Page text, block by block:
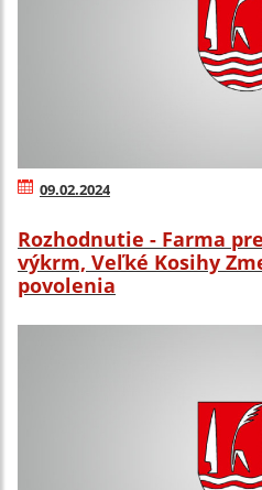
09.02.2024
Rozhodnutie - Farma
výkrm, Veľké Kosihy
povolenia